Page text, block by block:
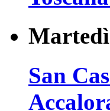
Martedì
San